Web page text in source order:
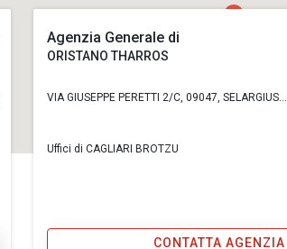
Agenzia Generale di
ORISTANO THARROS
VIA GIUSEPPE PERETTI 2/C, 09047, SELARGIUS...
Uffici di CAGLIARI BROTZU
CONTATTA AGENZIA